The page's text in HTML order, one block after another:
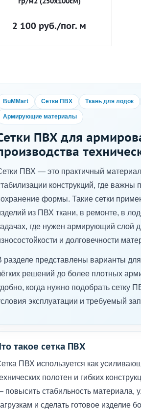
2 100 руб./пог. м
BuMMart Сетки ПВХ Ткань для лодок
Армирующие материалы
ПВХ для
ПВХ — это практичный
конструкций, где важны
формы. Такие сетки
из ПВХ ткани, в ремонте, в
где нужен армирующий слой
и долговечности
разделе представлены варианты
решений до более плотных
когда нужно подобрать сетку
эксплуатации и требуемый
такое сетка ПВХ
ПВХ используется как
полотен и гибких
повысить стабильность материала,
и сделать готовое изделие